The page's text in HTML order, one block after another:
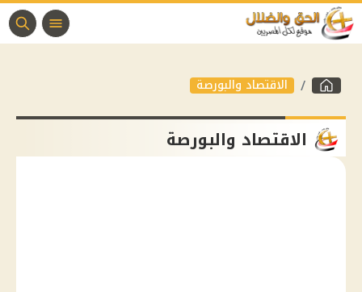
الاقتصاد والبورصة
الاقتصاد والبورصة